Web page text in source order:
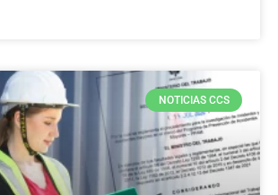
NOTICIAS CCS